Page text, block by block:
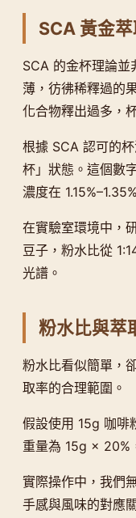
SCA 黃金
SCA 的金杯理論並
薄，彷彿稀釋過的
化合物釋出過多，
根據 SCA 認可的
杯」狀態。這個數
濃度在
在實驗室環境中，
豆子，粉水比從
光譜。
粉水比與萃
粉水比看似簡單，
取率的合理範圍。
假設使用 15g 咖啡
重量為 15g × 20%
實際操作中，我們
手感與風味的對應